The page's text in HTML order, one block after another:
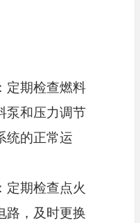
定期检查燃料
泵和压力调节
统的正常运
定期检查点火
路，及时更换